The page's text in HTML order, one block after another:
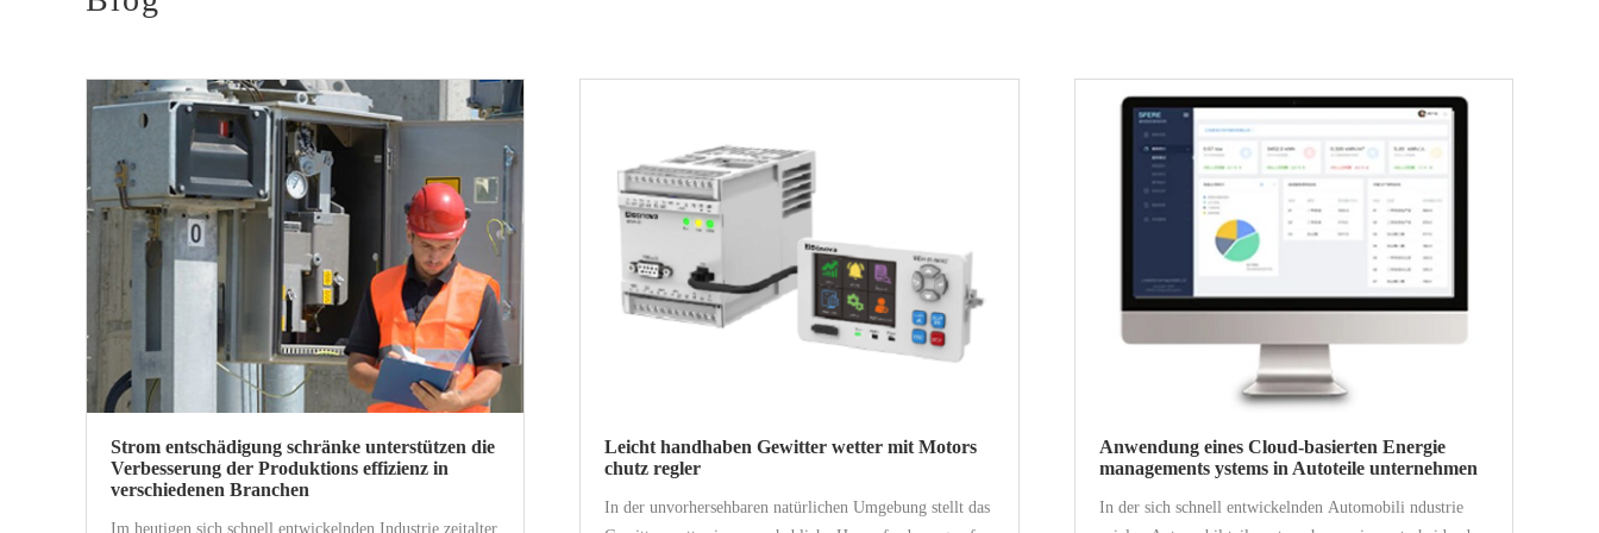
Strom entschädigung schränke unterstützen die
Verbesserung der Produktions effizienz in
verschiedenen Branchen
Im heutigen sich schnell entwickelnden Industrie zeitalter
Leicht handhaben Gewitter wetter mit Motors
chutz regler
In der unvorhersehbaren natürlichen Umgebung stellt das
Anwendung eines Cloud-basierten Energie
managements ystems in Autoteile unternehmen
In der sich schnell entwickelnden Automobili ndustrie